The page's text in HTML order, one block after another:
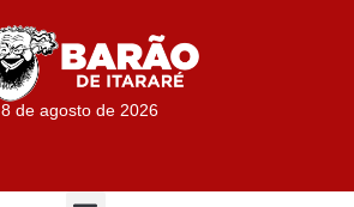
8 de agosto de 2026